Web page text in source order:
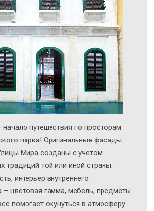
путешествия по просторам
парка! Оригинальные фасады
Мира созданы с учётом
традиций той или иной страны.
интерьер внутреннего
– цветовая гамма, мебель, предметы
помогает окунуться в атмосферу